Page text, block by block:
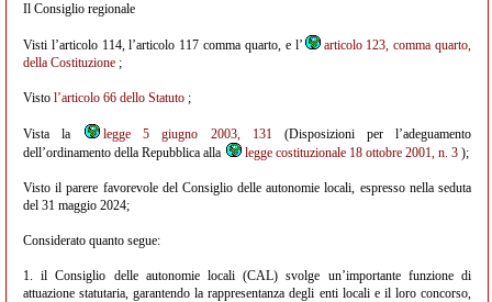
Il Consiglio regionale
Visti l’articolo 114, l’articolo 117 comma quarto, e l’
articolo 123, comma quarto,
della Costituzione ;
Visto l’articolo 66 dello Statuto ;
Vista la legge 5 giugno 2003, 131(Disposizioni per l’adeguamento
dell’ordinamento della Repubblica alla
legge costituzionale 18 ottobre 2001, n. 3 );
Visto il parere favorevole del Consiglio delle autonomie locali, espresso nella seduta
del 31 maggio 2024;
Considerato quanto segue:
1. il Consiglio delle autonomie locali (CAL) svolge un’importante funzione di
attuazione statutaria, garantendo la rappresentanza degli enti locali e il loro concorso,